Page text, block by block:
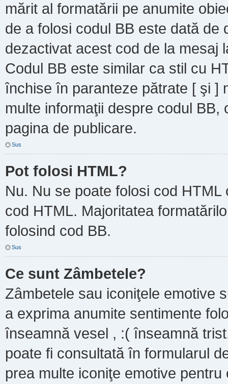
mărit al formatării pe anumite
de a folosi codul BB este dată de
dezactivat acest cod de la mesaj
Codul BB este similar ca stil cu
închise în paranteze pătrate [ şi ]
multe informaţii despre codul
pagina de publicare.
Sus
Pot folosi HTML?
Nu. Nu se poate folosi cod
cod HTML. Majoritatea
folosind cod BB.
Sus
Ce sunt Zâmbetele?
Zâmbetele sau iconiţele emotive
a exprima anumite sentimente
înseamnă vesel , :( înseamnă
poate fi consultată în formularul
prea multe iconiţe emotive